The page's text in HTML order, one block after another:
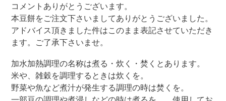
コメントありがとうございます。
本豆餅をご注文下さいましてありがとうございました。
アドバイス頂きました件はこのまま表記させていただき
ます。ご了承下さいませ。
加水加熱調理の名称は煮る・炊く・焚くとあります。
米や、雑穀を調理するときは炊くを。
野菜や魚など煮汁が発生する調理の時は焚くを。